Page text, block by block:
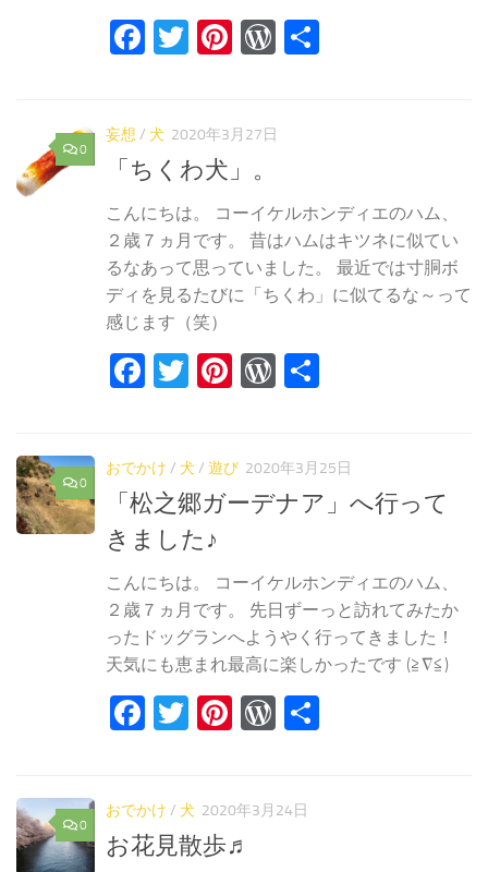
Facebook
Twitter
Pinterest
WordPress
0
妄想 / 犬 2020年3月27日
「ちくわ犬」。
こんにちは。 コーイケルホンディエのハム、
２歳７ヵ月です。 昔はハムはキツネに似てい
るなあって思っていました。 最近では寸胴ボ
ディを見るたびに「ちくわ」に似てるな～って
感じます（笑）
Facebook
Twitter
Pinterest
WordPress
0
おでかけ / 犬 / 遊び 2020年3月25日
「松之郷ガーデナア」へ行って
きました♪
こんにちは。 コーイケルホンディエのハム、
２歳７ヵ月です。 先日ずーっと訪れてみたか
ったドッグランへようやく行ってきました！
天気にも恵まれ最高に楽しかったです (≧∇≦)
Facebook
Twitter
Pinterest
WordPress
0
おでかけ / 犬 2020年3月24日
お花見散歩♬